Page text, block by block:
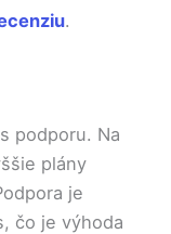
.
podporu. Na
plány
je
čo je výhoda